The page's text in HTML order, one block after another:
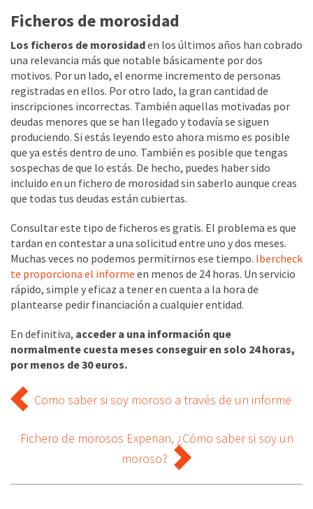
Ficheros de morosidad
Los ficheros de morosidaden los últimos años han cobrado
una relevancia más que notable básicamente por dos
motivos. Por un lado, el enorme incremento de personas
registradas en ellos. Por otro lado, la gran cantidad de
inscripciones incorrectas. También aquellas motivadas por
deudas menores que se han llegado y todavía se siguen
produciendo. Si estás leyendo esto ahora mismo es posible
que ya estés dentro de uno. También es posible que tengas
sospechas de que lo estás. De hecho, puedes haber sido
incluido en un fichero de morosidad sin saberlo aunque creas
que todas tus deudas están cubiertas.
Consultar este tipo de ficheros es gratis. El problema es que
tardan en contestar a una solicitud entre uno y dos meses.
Muchas veces no podemos permitirnos ese tiempo. Ibercheck
te proporciona el informe en menos de 24 horas. Un servicio
rápido, simple y eficaz a tener en cuenta a la hora de
plantearse pedir financiación a cualquier entidad.
En definitiva, acceder a una información que
normalmente cuesta meses conseguir en solo 24 horas,
por menos de 30 euros.
Como saber si soy moroso a través de un informe
Fichero de morosos Experian, ¿Cómo saber si soy un
moroso?